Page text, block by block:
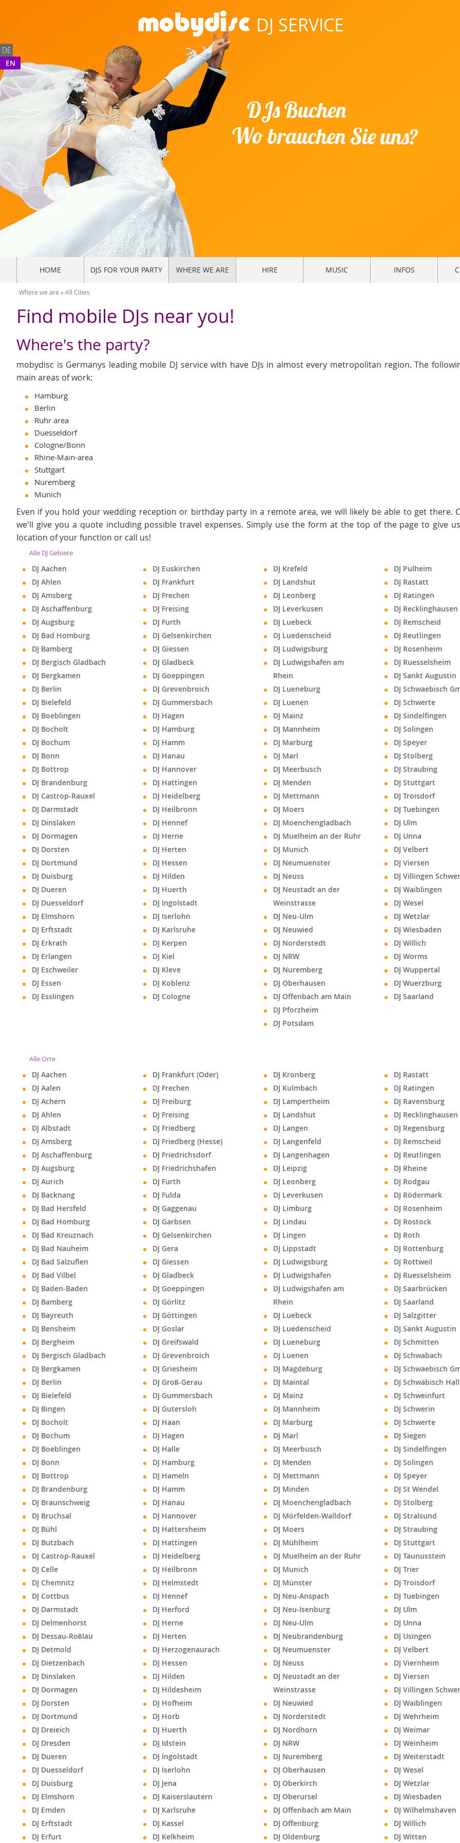
DJ SERVICE
DJs Buchen
Wo brauchen Sie uns?
HOME DJS FOR YOUR PARTY WHERE WE ARE HIRE MUSIC INFOS
Where we are »All Cities
DE
EN
Find mobile DJs near you!
Where's the party?
mobydisc is Germanys leading mobile DJ service with have DJs in almost every metropolitan region. The
main areas of work:
Hamburg
Berlin
Ruhr area
Duesseldorf
Cologne/Bonn
Rhine-Main-area
Stuttgart
Nuremberg
Munich
Even if you hold your wedding reception or birthday party in a remote area, we will likely be able to get there.
we'll give you a quote including possible travel expenses. Simply use the form at the top of the page to give
location of your function or call us!
Alle DJ Gebiete
DJ Aachen
DJ Ahlen
DJ Amsberg
DJ Aschaffenburg
DJ Augsburg
DJ Bad Homburg
DJ Bamberg
DJ Bergisch Gladbach
DJ Bergkamen
DJ Berlin
DJ Bielefeld
DJ Boeblingen
DJ Bocholt
DJ Bochum
DJ Bonn
DJ Bottrop
DJ Brandenburg
DJ Castrop-Rauxel
DJ Darmstadt
DJ Dinslaken
DJ Dormagen
DJ Dorsten
DJ Dortmund
DJ Duisburg
DJ Dueren
DJ Duesseldorf
DJ Elmshorn
DJ Erftstadt
DJ Erkrath
DJ Erlangen
DJ Eschweiler
DJ Essen
DJ Esslingen
DJ Euskirchen
DJ Frankfurt
DJ Frechen
DJ Freising
DJ Furth
DJ Gelsenkirchen
DJ Giessen
DJ Gladbeck
DJ Goeppingen
DJ Grevenbroich
DJ Gummersbach
DJ Hagen
DJ Hamburg
DJ Hamm
DJ Hanau
DJ Hannover
DJ Hattingen
DJ Heidelberg
DJ Heilbronn
DJ Hennef
DJ Herne
DJ Herten
DJ Hessen
DJ Hilden
DJ Huerth
DJ Ingolstadt
DJ Iserlohn
DJ Karlsruhe
DJ Kerpen
DJ Kiel
DJ Kleve
DJ Koblenz
DJ Cologne
DJ Krefeld
DJ Landshut
DJ Leonberg
DJ Leverkusen
DJ Luebeck
DJ Luedenscheid
DJ Ludwigsburg
DJ Ludwigshafen am
Rhein
DJ Lueneburg
DJ Luenen
DJ Mainz
DJ Mannheim
DJ Marburg
DJ Marl
DJ Meerbusch
DJ Menden
DJ Mettmann
DJ Moers
DJ Moenchengladbach
DJ Muelheim an der Ruhr
DJ Munich
DJ Neumuenster
DJ Neuss
DJ Neustadt an der
Weinstrasse
DJ Neu-Ulm
DJ Neuwied
DJ Norderstedt
DJ NRW
DJ Nuremberg
DJ Oberhausen
DJ Offenbach am Main
DJ Pforzheim
DJ Potsdam
DJ Pulheim
DJ Rastatt
DJ Ratingen
DJ Recklinghausen
DJ Remscheid
DJ Reutlingen
DJ Rosenheim
DJ Ruesselsheim
DJ Sankt Augustin
DJ Schwaebisch
DJ Schwerte
DJ Sindelfingen
DJ Solingen
DJ Speyer
DJ Stolberg
DJ Straubing
DJ Stuttgart
DJ Troisdorf
DJ Tuebingen
DJ Ulm
DJ Unna
DJ Velbert
DJ Viersen
DJ Villingen
DJ Waiblingen
DJ Wesel
DJ Wetzlar
DJ Wiesbaden
DJ Willich
DJ Worms
DJ Wuppertal
DJ Wuerzburg
DJ Saarland
Alle Orte
DJ Aachen
DJ Aalen
DJ Achern
DJ Ahlen
DJ Albstadt
DJ Amsberg
DJ Aschaffenburg
DJ Augsburg
DJ Aurich
DJ Backnang
DJ Bad Hersfeld
DJ Bad Homburg
DJ Bad Kreuznach
DJ Bad Nauheim
DJ Bad Salzuflen
DJ Bad Vilbel
DJ Baden-Baden
DJ Bamberg
DJ Bayreuth
DJ Bensheim
DJ Bergheim
DJ Bergisch Gladbach
DJ Bergkamen
DJ Berlin
DJ Bielefeld
DJ Bingen
DJ Bocholt
DJ Bochum
DJ Boeblingen
DJ Bonn
DJ Bottrop
DJ Brandenburg
DJ Braunschweig
DJ Bruchsal
DJ Bühl
DJ Butzbach
DJ Castrop-Rauxel
DJ Celle
DJ Chemnitz
DJ Cottbus
DJ Darmstadt
DJ Delmenhorst
DJ Dessau-Roßlau
DJ Detmold
DJ Dietzenbach
DJ Dinslaken
DJ Dormagen
DJ Dorsten
DJ Dortmund
DJ Dreieich
DJ Dresden
DJ Dueren
DJ Duesseldorf
DJ Duisburg
DJ Elmshorn
DJ Emden
DJ Erftstadt
DJ Erfurt
DJ Frankfurt (Oder)
DJ Frechen
DJ Freiburg
DJ Freising
DJ Friedberg
DJ Friedberg (Hesse)
DJ Friedrichsdorf
DJ Friedrichshafen
DJ Furth
DJ Fulda
DJ Gaggenau
DJ Garbsen
DJ Gelsenkirchen
DJ Gera
DJ Giessen
DJ Gladbeck
DJ Goeppingen
DJ Görlitz
DJ Göttingen
DJ Goslar
DJ Greifswald
DJ Grevenbroich
DJ Griesheim
DJ Groß-Gerau
DJ Gummersbach
DJ Gutersloh
DJ Haan
DJ Hagen
DJ Halle
DJ Hamburg
DJ Hameln
DJ Hamm
DJ Hanau
DJ Hannover
DJ Hattersheim
DJ Hattingen
DJ Heidelberg
DJ Heilbronn
DJ Helmstedt
DJ Hennef
DJ Herford
DJ Herne
DJ Herten
DJ Herzogenaurach
DJ Hessen
DJ Hilden
DJ Hildesheim
DJ Hofheim
DJ Horb
DJ Huerth
DJ Idstein
DJ Ingolstadt
DJ Iserlohn
DJ Jena
DJ Kaiserslautern
DJ Karlsruhe
DJ Kassel
DJ Kelkheim
DJ Kronberg
DJ Kulmbach
DJ Lampertheim
DJ Landshut
DJ Langen
DJ Langenfeld
DJ Langenhagen
DJ Leipzig
DJ Leonberg
DJ Leverkusen
DJ Limburg
DJ Lindau
DJ Lingen
DJ Lippstadt
DJ Ludwigsburg
DJ Ludwigshafen
DJ Ludwigshafen am
Rhein
DJ Luebeck
DJ Luedenscheid
DJ Lueneburg
DJ Luenen
DJ Magdeburg
DJ Maintal
DJ Mainz
DJ Mannheim
DJ Marburg
DJ Marl
DJ Meerbusch
DJ Menden
DJ Mettmann
DJ Minden
DJ Moenchengladbach
DJ Mörfelden-Walldorf
DJ Moers
DJ Mühlheim
DJ Muelheim an der Ruhr
DJ Munich
DJ Münster
DJ Neu-Anspach
DJ Neu-Isenburg
DJ Neu-Ulm
DJ Neubrandenburg
DJ Neumuenster
DJ Neuss
DJ Neustadt an der
Weinstrasse
DJ Neuwied
DJ Norderstedt
DJ Nordhorn
DJ NRW
DJ Nuremberg
DJ Oberhausen
DJ Oberkirch
DJ Oberursel
DJ Offenbach am Main
DJ Offenburg
DJ Oldenburg
DJ Rastatt
DJ Ratingen
DJ Ravensburg
DJ Recklinghausen
DJ Regensburg
DJ Remscheid
DJ Reutlingen
DJ Rheine
DJ Rodgau
DJ Rödermark
DJ Rosenheim
DJ Rostock
DJ Roth
DJ Rottenburg
DJ Rottweil
DJ Ruesselsheim
DJ Saarbrücken
DJ Saarland
DJ Salzgitter
DJ Sankt Augustin
DJ Schmitten
DJ Schwabach
DJ Schwaebisch
DJ Schwäbisch Hall
DJ Schweinfurt
DJ Schwerin
DJ Schwerte
DJ Siegen
DJ Sindelfingen
DJ Solingen
DJ Speyer
DJ St Wendel
DJ Stolberg
DJ Stralsund
DJ Straubing
DJ Stuttgart
DJ Taunusstein
DJ Trier
DJ Troisdorf
DJ Tuebingen
DJ Ulm
DJ Unna
DJ Usingen
DJ Velbert
DJ Viernheim
DJ Viersen
DJ Villingen
DJ Waiblingen
DJ Wehrheim
DJ Weimar
DJ Weinheim
DJ Weiterstadt
DJ Wesel
DJ Wetzlar
DJ Wiesbaden
DJ Wilhelmshaven
DJ Willich
DJ Witten